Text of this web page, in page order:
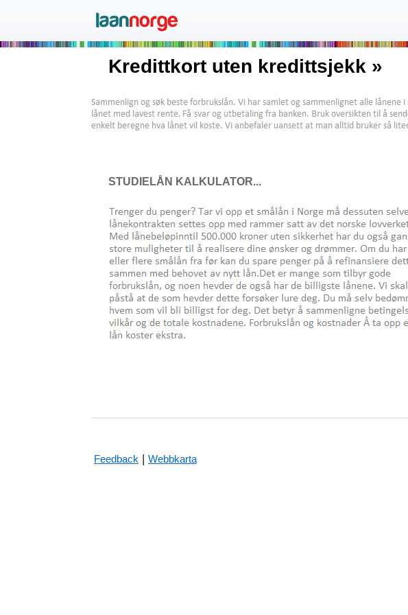
Kredittkort uten kredittsjekk »
STUDIELÅN KALKULATOR...
Feedback | Webbkarta